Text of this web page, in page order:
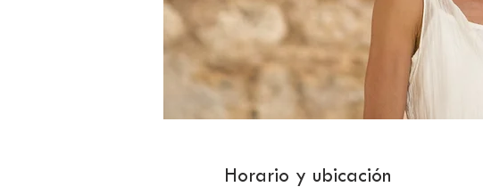
Horario y ubicación